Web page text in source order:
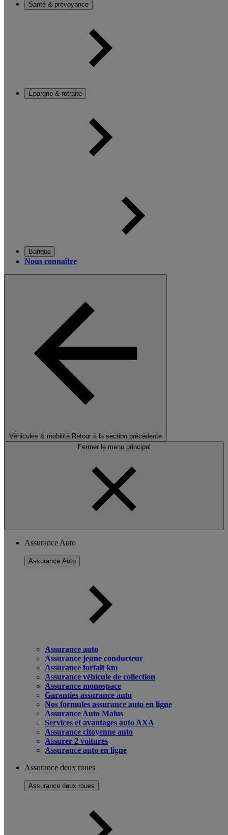
Santé & prévoyance
Épargne & retraite
Banque
Nous connaître
Véhicules & mobilité Retour à la section précédente
Fermer le menu principal
Assurance Auto
Assurance Auto
Assurance auto
Assurance jeune conducteur
Assurance forfait km
Assurance véhicule de collection
Assurance monospace
Garanties assurance auto
Nos formules assurance auto en ligne
Assurance Auto Malus
Services et avantages auto AXA
Assurance citoyenne auto
Assurer 2 voitures
Assurance auto en ligne
Assurance deux roues
Assurance deux roues